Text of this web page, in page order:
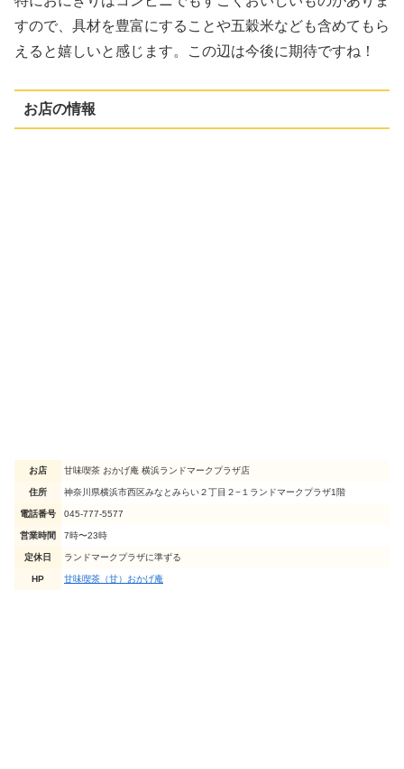
すので、具材を豊富にすることや五穀米なども含めてもら
えると嬉しいと感じます。この辺は今後に期待ですね！
お店の情報
お店 甘味喫茶 おかげ庵 横浜ランドマークプラザ店
住所 神奈川県横浜市西区みなとみらい２丁目２−１ランドマークプラザ1階
電話番号 045-777-5577
営業時間 7時〜23時
定休日 ランドマークプラザに準ずる
HP 甘味喫茶（甘）おかげ庵